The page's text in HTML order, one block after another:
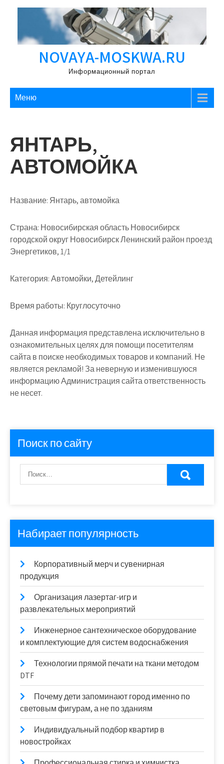
Перейти
содержимому
NOVAYA-MOSKWA.RU
Информационный портал
Меню
ЯНТАРЬ,
АВТОМОЙКА
Название: Янтарь, автомойка
Страна: Новосибирская область Новосибирск
городской округ Новосибирск Ленинский район проезд
Энергетиков, 1/1
Категория:Автомойки, Детейлинг
Время работы: Круглосуточно
Данная информация представлена исключительно в
ознакомительных целях для помощи посетителям
сайта в поиске необходимых товаров и компаний. Не
является рекламой! За неверную и изменившуюся
информацию Администрация сайта ответственность
не несет.
Поиск по сайту
Набирает популярность
Корпоративный мерч и сувенирная
продукция
Организация лазертаг-игр и
развлекательных мероприятий
Инженерное сантехническое оборудование
и комплектующие для систем водоснабжения
Технологии прямой печати на ткани методом
DTF
Почему дети запоминают город именно по
световым фигурам, а не по зданиям
Индивидуальный подбор квартир в
новостройках